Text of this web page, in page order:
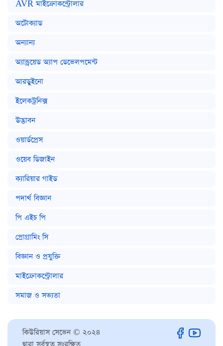
AVR মাইক্রোকন্ট্রোলার
অটোক্যাড
অন্যান্য
অ্যান্ড্রয়েড অ্যাপ ডেভেলপমেন্ট
আরডুইনো
ইলেকট্রনিক্স
উদ্ভাবন
ওয়ার্ডপ্রেস
ওয়েব ডিজাইন
ক্যারিয়ার গাইড
পদার্থ বিজ্ঞান
পি এইচ পি
প্রোগ্রামিং সি
বিজ্ঞান ও প্রযুক্তি
মাইক্রোকন্ট্রোলার
সমাজ ও সভ্যতা
কিউরিয়াস সেভেন © ২০২৪